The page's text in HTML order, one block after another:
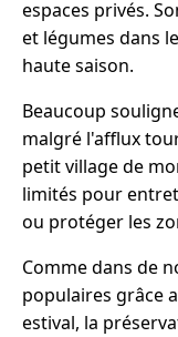
espaces privés.
et légumes dans
haute saison.
Beaucoup
malgré l'afflux
petit village de
limités pour
ou protéger les
Comme dans de
populaires grâce
estival, la